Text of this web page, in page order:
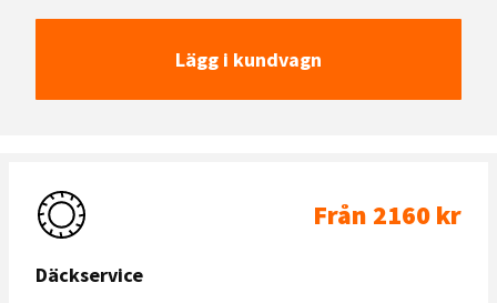
Lägg i kundvagn
Däckservice
Från 2160 kr